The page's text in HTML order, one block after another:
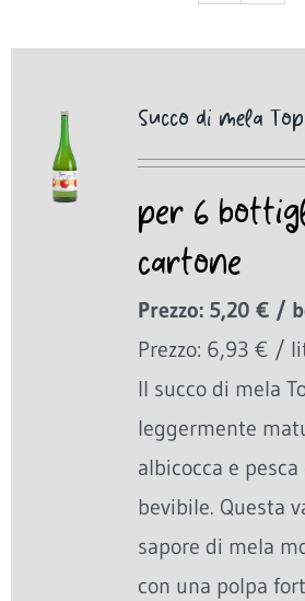
Succo di mela
per 6
cartone
Prezzo: 5,20 € /
Prezzo: 6,93 € /
Il succo di mela
leggermente
albicocca e
bevibile. Questa
sapore di mela
con una polpa